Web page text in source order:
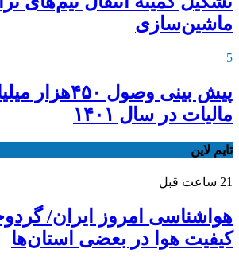
ماشین‌سازی
5
پیش بینی وصول
مالیات در سال ۱۴۰۱
تایم لاین
21 ساعت قبل
هواشناسی امروز ایران/
کیفیت هوا در بعضی استان‌ها